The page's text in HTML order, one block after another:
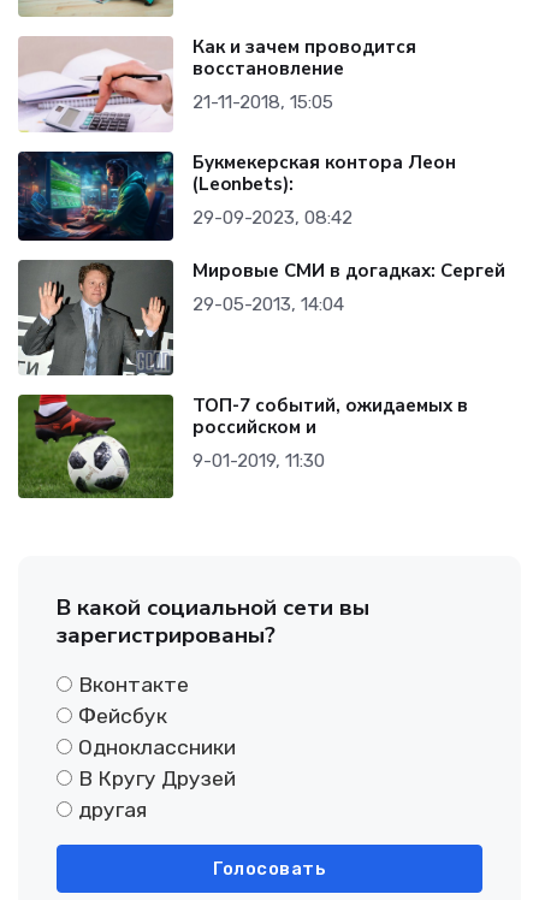
Как и зачем проводится
восстановление
21-11-2018, 15:05
Букмекерская контора Леон
(Leonbets):
29-09-2023, 08:42
Мировые СМИ в догадках: Сергей
29-05-2013, 14:04
ТОП-7 событий, ожидаемых в
российском и
9-01-2019, 11:30
В какой социальной сети вы
зарегистрированы?
Вконтакте
Фейсбук
Одноклассники
В Кругу Друзей
другая
Голосовать